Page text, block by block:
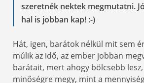
szeretnék nektek megmutatni.
hal is jobban kap! :-)
Hát, igen, barátok nélkül mit sem
múlik az idő, az ember jobban
barátait, mert ahogy bölcsebb
minőségre megy, mint a